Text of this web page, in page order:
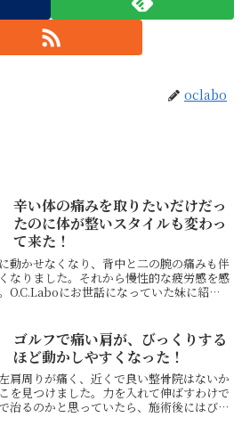
oclabo
辛い体の痛みを取りたいだけだっ
たのに体が整いスタイルも変わっ
て来た！
動かせなくなり、背中と二の腕の痛みも伴
なりました。それから慢性的な疲労感を感
O.C.Laboにお世話になっていた妹に紹介
ゴルフで痛い肩が、びっくりする
ほど動かしやすくなった！
肩周りが痛く、近くで良い整骨院はないか
を見つけました。力を入れて伸ばすわけで
治るのかと思っていたら、施術後にはびっ